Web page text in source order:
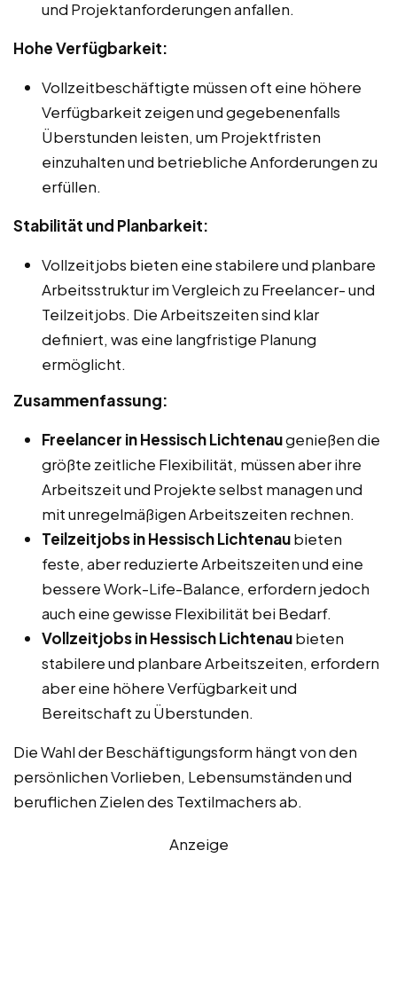
und Projektanforderungen anfallen.
Hohe Verfügbarkeit:
Vollzeitbeschäftigte müssen oft eine höhere
Verfügbarkeit zeigen und gegebenenfalls
Überstunden leisten, um Projektfristen
einzuhalten und betriebliche Anforderungen zu
erfüllen.
Stabilität und Planbarkeit:
Vollzeitjobs bieten eine stabilere und planbare
Arbeitsstruktur im Vergleich zu Freelancer- und
Teilzeitjobs. Die Arbeitszeiten sind klar
definiert, was eine langfristige Planung
ermöglicht.
Zusammenfassung:
Freelancer in Hessisch Lichtenaugenießen die
größte zeitliche Flexibilität, müssen aber ihre
Arbeitszeit und Projekte selbst managen und
mit unregelmäßigen Arbeitszeiten rechnen.
Teilzeitjobs in Hessisch Lichtenaubieten
feste, aber reduzierte Arbeitszeiten und eine
bessere Work-Life-Balance, erfordern jedoch
auch eine gewisse Flexibilität bei Bedarf.
Vollzeitjobs in Hessisch Lichtenaubieten
stabilere und planbare Arbeitszeiten, erfordern
aber eine höhere Verfügbarkeit und
Bereitschaft zu Überstunden.
Die Wahl der Beschäftigungsform hängt von den
persönlichen Vorlieben, Lebensumständen und
beruflichen Zielen des Textilmachers ab.
Anzeige